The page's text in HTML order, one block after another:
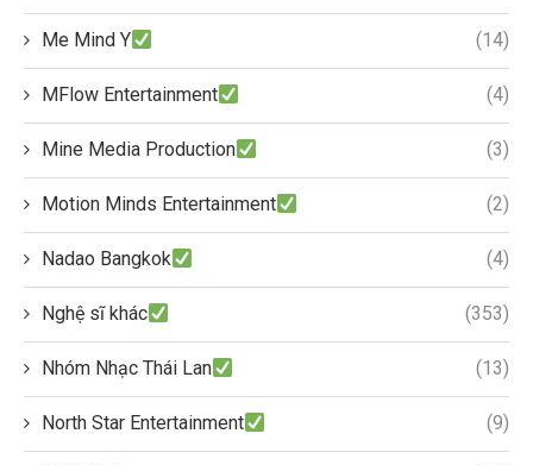
Me Mind Y (14)
MFlow Entertainment (4)
Mine Media Production (3)
Motion Minds Entertainment (2)
Nadao Bangkok (4)
Nghệ sĩ khác (353)
Nhóm Nhạc Thái Lan (13)
North Star Entertainment (9)